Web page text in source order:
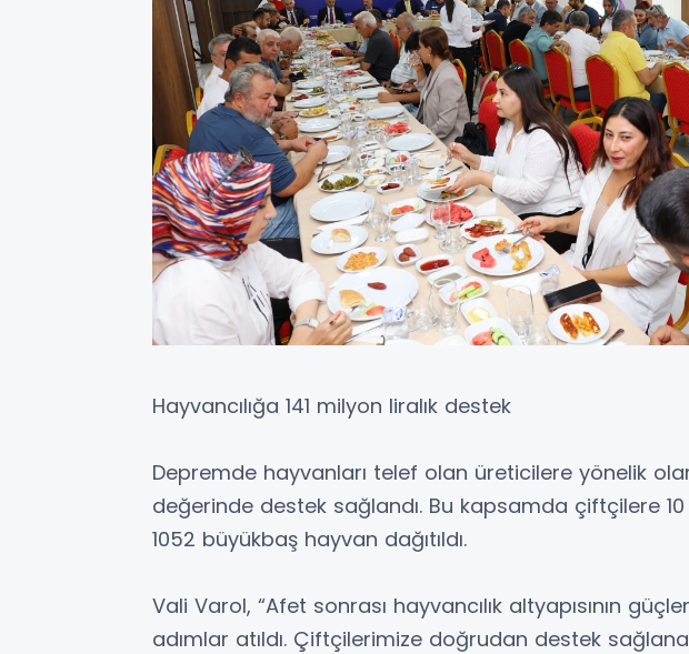
Hayvancılığa 141 milyon liralık destek
Depremde hayvanları telef olan üreticilere yönelik
değerinde destek sağlandı. Bu kapsamda çiftçilere
1052 büyükbaş hayvan dağıtıldı.
Vali Varol, “Afet sonrası hayvancılık altyapısının
adımlar atıldı. Çiftçilerimize doğrudan destek